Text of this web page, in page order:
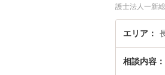
護士法人一新
日や夜間に発
回復を法律相
エリア
相談内容